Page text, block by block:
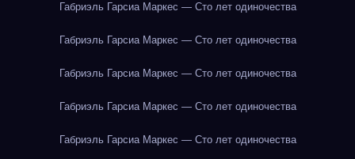
Габриэль Гарсиа Маркес — Сто лет одиночества
Габриэль Гарсиа Маркес — Сто лет одиночества
Габриэль Гарсиа Маркес — Сто лет одиночества
Габриэль Гарсиа Маркес — Сто лет одиночества
Габриэль Гарсиа Маркес — Сто лет одиночества